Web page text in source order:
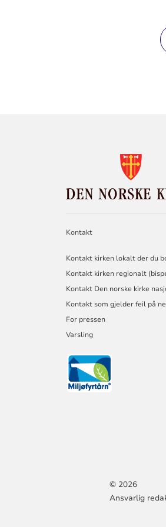
Kontakt
Kontakt kirken lokalt der du
Kontakt kirken regionalt
Kontakt Den norske kirke
Kontakt som gjelder feil på
For pressen
Varsling
© 2026
Ansvarlig